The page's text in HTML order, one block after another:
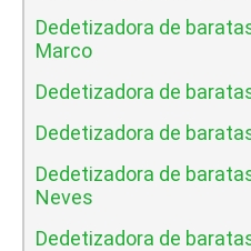
Dedetizadora de
Marco
Dedetizadora de
Dedetizadora de
Dedetizadora de
Neves
Dedetizadora de